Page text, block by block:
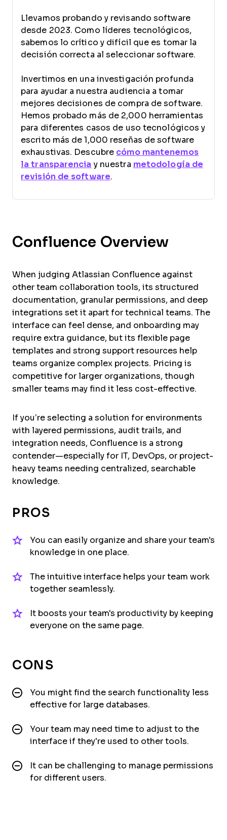
Llevamos probando y revisando software
desde 2023. Como líderes tecnológicos,
sabemos lo crítico y difícil que es tomar la
decisión correcta al seleccionar software.
Invertimos en una investigación profunda
para ayudar a nuestra audiencia a tomar
mejores decisiones de compra de software.
Hemos probado más de 2,000 herramientas
para diferentes casos de uso tecnológicos y
escrito más de 1,000 reseñas de software
exhaustivas. Descubre cómo mantenemos
la transparencia y nuestra metodología de
revisión de software.
Confluence Overview
When judging Atlassian Confluence against
other team collaboration tools, its structured
documentation, granular permissions, and deep
integrations set it apart for technical teams. The
interface can feel dense, and onboarding may
require extra guidance, but its flexible page
templates and strong support resources help
teams organize complex projects. Pricing is
competitive for larger organizations, though
smaller teams may find it less cost-effective.
If you’re selecting a solution for environments
with layered permissions, audit trails, and
integration needs, Confluence is a strong
contender—especially for IT, DevOps, or project-
heavy teams needing centralized, searchable
knowledge.
PROS
You can easily organize and share your team's
knowledge in one place.
The intuitive interface helps your team work
together seamlessly.
It boosts your team's productivity by keeping
everyone on the same page.
CONS
You might find the search functionality less
effective for large databases.
Your team may need time to adjust to the
interface if they're used to other tools.
It can be challenging to manage permissions
for different users.